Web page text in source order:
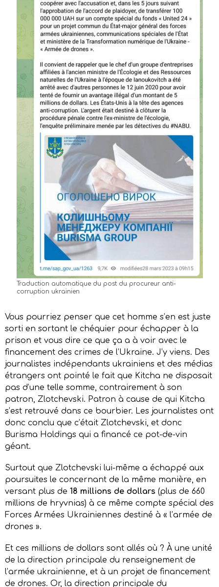
Traduction automatique du post du procureur anti-
corruption ukrainien
Vous pourriez penser que cet homme s’en est juste
sorti en sortant le chéquier pour échapper à la
prison et vous dire ce que ça a à voir avec le
financement des crimes de l’Ukraine. J’y viens. Des
journalistes indépendants ukrainiens et des médias
étrangers ont pointé le fait que Kitcha ne disposait
pas d’une telle somme, contrairement à son
patron, Zlotchevski. Patron à cause de qui Kitcha
s’est retrouvé dans ce bourbier. Les journalistes ont
donc conclu que c’était Zlotchevski, et donc
Burisma Holdings qui a financé ce pot-de-vin
géant.
Surtout que Zlotchevski lui-même a échappé aux
poursuites le concernant de la même manière, en
versant plus de 18 millions de dollars (plus de 660
millions de hryvnias) à ce même compte spécial des
Forces Armées Ukrainiennes destiné à « l’armée de
drones ».
Et ces millions de dollars sont allés où ? À une unité
de la direction principale du renseignement de
l’armée ukrainienne, et à un projet de financement
de drones. Or, la direction principale du